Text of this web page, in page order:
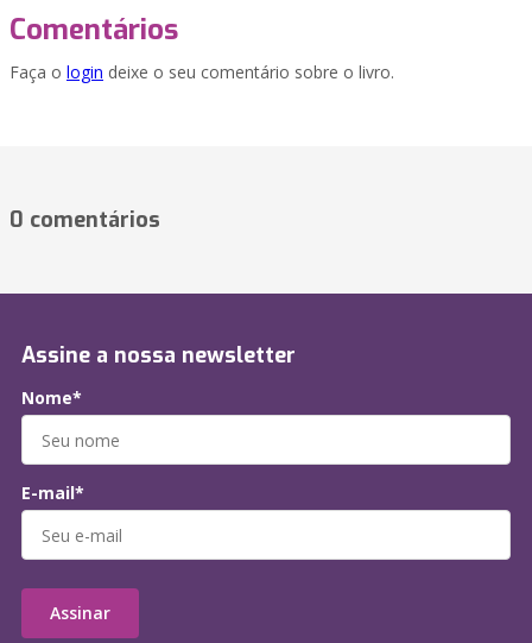
Comentários
Faça o login deixe o seu comentário sobre o livro.
0 comentários
Assine a nossa newsletter
Nome*
E-mail*
Assinar